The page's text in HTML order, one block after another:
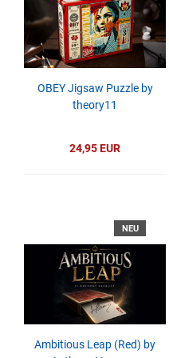
OBEY Jigsaw Puzzle by
theory11
24,95 EUR
NEU
Ambitious Leap (Red) by